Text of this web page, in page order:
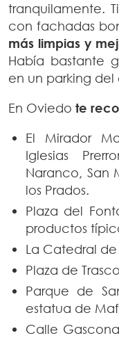
tranquilamente.
con fachadas
más limpias y
Había bastante
en un parking
En Oviedo te
El Mirador
Iglesias
Naranco, San
los Prados.
Plaza del
productos
La Catedral
Plaza de
Parque de
estatua de
Calle